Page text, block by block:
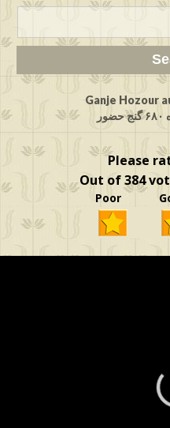
Ganje Hozour
Please
Out of 384
Poor